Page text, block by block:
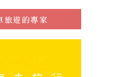
旅遊的專家